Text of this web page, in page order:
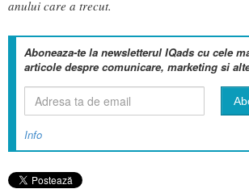
anului care a trecut.
Aboneaza-te la newsletterul IQads cu cele
articole despre comunicare, marketing si
Info